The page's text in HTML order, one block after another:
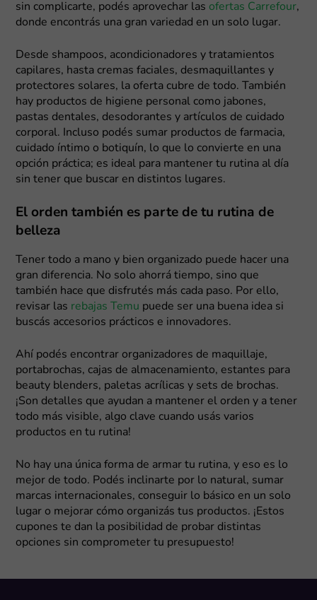
sin complicarte, podés aprovechar las ofertas Carrefour,
donde encontrás una gran variedad en un solo lugar.
Desde shampoos, acondicionadores y tratamientos
capilares, hasta cremas faciales, desmaquillantes y
protectores solares, la oferta cubre de todo. También
hay productos de higiene personal como jabones,
pastas dentales, desodorantes y artículos de cuidado
corporal. Incluso podés sumar productos de farmacia,
cuidado íntimo o botiquín, lo que lo convierte en una
opción práctica; es ideal para mantener tu rutina al día
sin tener que buscar en distintos lugares.
El orden también es parte de tu rutina de
belleza
Tener todo a mano y bien organizado puede hacer una
gran diferencia. No solo ahorrá tiempo, sino que
también hace que disfrutés más cada paso. Por ello,
revisar las rebajas Temu puede ser una buena idea si
buscás accesorios prácticos e innovadores.
Ahí podés encontrar organizadores de maquillaje,
portabrochas, cajas de almacenamiento, estantes para
beauty blenders, paletas acrílicas y sets de brochas.
¡Son detalles que ayudan a mantener el orden y a tener
todo más visible, algo clave cuando usás varios
productos en tu rutina!
No hay una única forma de armar tu rutina, y eso es lo
mejor de todo. Podés inclinarte por lo natural, sumar
marcas internacionales, conseguir lo básico en un solo
lugar o mejorar cómo organizás tus productos. ¡Estos
cupones te dan la posibilidad de probar distintas
opciones sin comprometer tu presupuesto!